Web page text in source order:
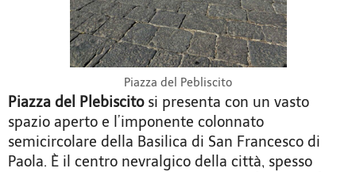
Piazza del Pebliscito
Piazza del Plebiscitosi presenta con un vasto
spazio aperto e l’imponente colonnato
semicircolare della Basilica di San Francesco di
Paola. È il centro nevralgico della città, spesso